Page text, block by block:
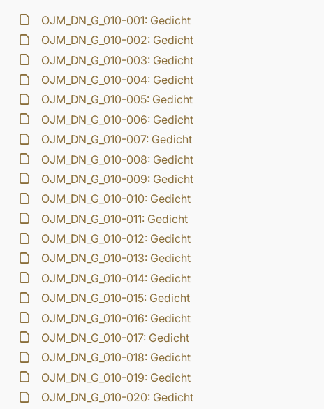
OJM_DN_G_010-001: Gedicht
OJM_DN_G_010-002: Gedicht
OJM_DN_G_010-003: Gedicht
OJM_DN_G_010-004: Gedicht
OJM_DN_G_010-005: Gedicht
OJM_DN_G_010-006: Gedicht
OJM_DN_G_010-007: Gedicht
OJM_DN_G_010-008: Gedicht
OJM_DN_G_010-009: Gedicht
OJM_DN_G_010-010: Gedicht
OJM_DN_G_010-011: Gedicht
OJM_DN_G_010-012: Gedicht
OJM_DN_G_010-013: Gedicht
OJM_DN_G_010-014: Gedicht
OJM_DN_G_010-015: Gedicht
OJM_DN_G_010-016: Gedicht
OJM_DN_G_010-017: Gedicht
OJM_DN_G_010-018: Gedicht
OJM_DN_G_010-019: Gedicht
OJM_DN_G_010-020: Gedicht